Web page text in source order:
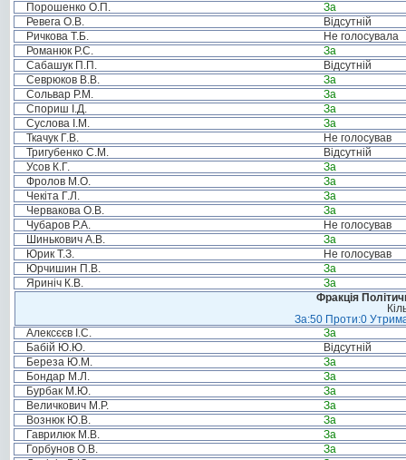
Порошенко О.П.
За
Ревега О.В.
Відсутній
Ричкова Т.Б.
Не голосувала
Романюк Р.С.
За
Сабашук П.П.
Відсутній
Севрюков В.В.
За
Сольвар Р.М.
За
Спориш І.Д.
За
Суслова І.М.
За
Ткачук Г.В.
Не голосував
Тригубенко С.М.
Відсутній
Усов К.Г.
За
Фролов М.О.
За
Чекіта Г.Л.
За
Червакова О.В.
За
Чубаров Р.А.
Не голосував
Шинькович А.В.
За
Юрик Т.З.
Не голосував
Юрчишин П.В.
За
Яриніч К.В.
За
Фракція
За:50 Проти:0
Алексєєв І.С.
За
Бабій Ю.Ю.
Відсутній
Береза Ю.М.
За
Бондар М.Л.
За
Бурбак М.Ю.
За
Величкович М.Р.
За
Вознюк Ю.В.
За
Гаврилюк М.В.
За
Горбунов О.В.
За